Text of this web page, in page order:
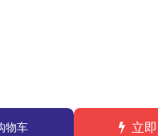
物车 立